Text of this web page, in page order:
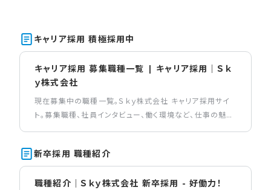
キャリア採用 積極採用中
キャリア採用 募集職種一覧 | キャリア採用｜Ｓｋ
ｙ株式会社
現在募集中の職種一覧。Ｓｋｙ株式会社 キャリア採用サイ
ト。募集職種、社員インタビュー、働く環境など、仕事の魅力
新卒採用 職種紹介
職種紹介｜Ｓｋｙ株式会社 新卒採用 - 好働力！